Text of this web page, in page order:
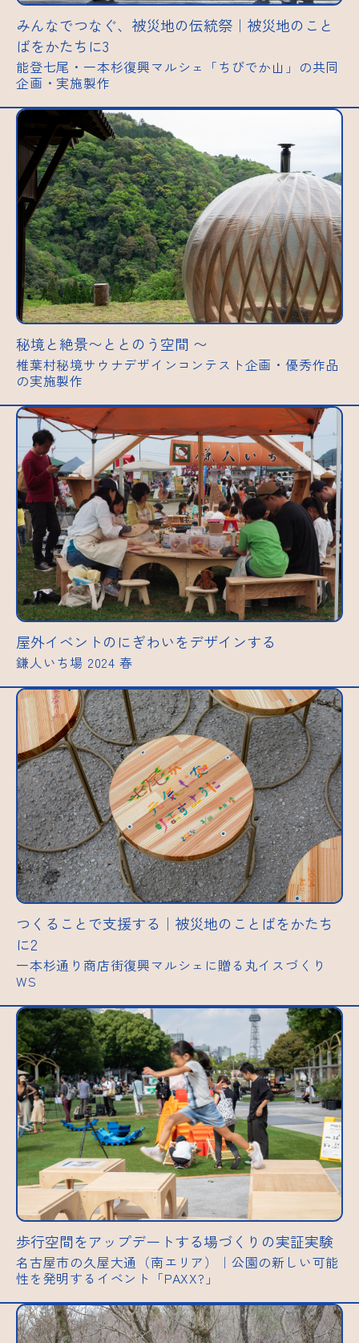
みんなでつなぐ、被災地の伝統祭｜被災地のこと
ばをかたちに3
能登七尾・一本杉復興マルシェ「ちびでか山」の共同
企画・実施製作
秘境と絶景〜ととのう空間 〜
椎葉村秘境サウナデザインコンテスト企画・優秀作品
の実施製作
屋外イベントのにぎわいをデザインする
鎌人いち場 2024 春
つくることで支援する｜被災地のことばをかたち
に2
一本杉通り商店街復興マルシェに贈る丸イスづくり
WS
歩行空間をアップデートする場づくりの実証実験
名古屋市の久屋大通（南エリア）｜公園の新しい可能
性を発明するイベント「PAXX?」